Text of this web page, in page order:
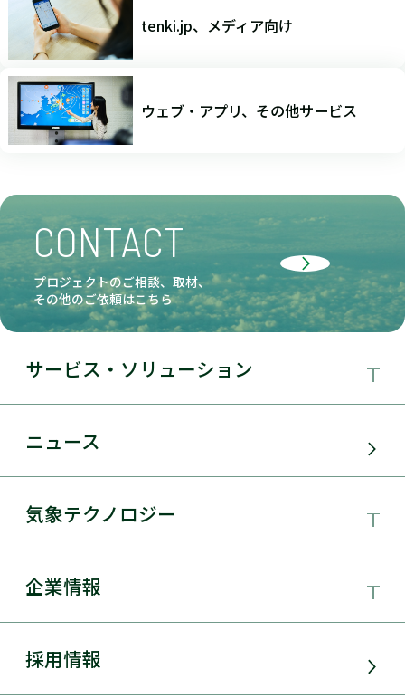
tenki.jp、メディア向け
ウェブ・アプリ、その他サービス
CONTACT
プロジェクトのご相談、取材、
その他のご依頼はこちら
サービス・ソリューション
サービス・ソリューション
太陽光発電
環境アセスメント
ニュース
気象テクノロジー
気象テクノロジー
総合数値気象予測システムSYNFOS
企業情報
日本気象協会とは
採用情報